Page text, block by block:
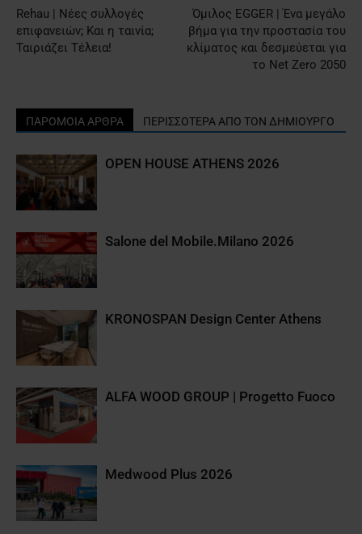
Rehau | Νέες συλλογές
επιφανειών; Και η ταινία;
Ταιριάζει Τέλεια!
Όμιλος EGGER | Ένα μεγάλο
βήμα για την προστασία του
κλίματος και δεσμεύεται για
το Net Zero 2050
ΠΑΡΟΜΟΙΑ ΑΡΘΡΑ ΠΕΡΙΣΣΟΤΕΡΑ ΑΠΟ ΤΟΝ ΔΗΜΙΟΥΡΓΟ
OPEN HOUSE ATHENS 2026
Salone del Mobile.Milano 2026
KRONOSPAN Design Center Athens
ALFA WOOD GROUP | Progetto Fuoco
Medwood Plus 2026